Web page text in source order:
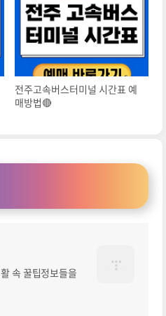
전주고속버스터미널 시간표 예
매방법🔴
속 꿀팁정보들을